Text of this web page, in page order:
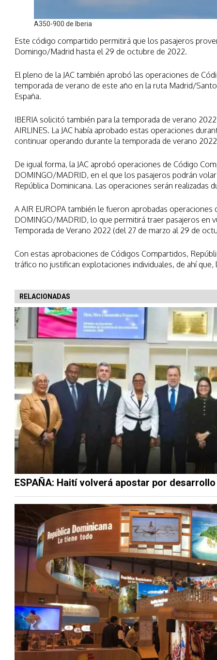
A350-900 de Iberia
Este código compartido permitirá que los pasajeros
Domingo/Madrid hasta el 29 de octubre de 2022.
El pleno de la JAC también aprobó las operaciones de
temporada de verano de este año en la ruta Madrid/
España.
IBERIA solicitó también para la temporada de verano
AIRLINES. La JAC había aprobado estas operaciones
continuar operando durante la temporada de verano
De igual forma, la JAC aprobó operaciones de Código
DOMINGO/MADRID, en el que los pasajeros podrán
República Dominicana. Las operaciones serán
A AIR EUROPA también le fueron aprobadas
DOMINGO/MADRID, lo que permitirá traer pasajeros en
Temporada de Verano 2022 (del 27 de marzo al 29 de
Con estas aprobaciones de Códigos Compartidos,
tráfico no justifican explotaciones individuales, de ahí
RELACIONADAS
ESPAÑA: Haití volverá apostar por